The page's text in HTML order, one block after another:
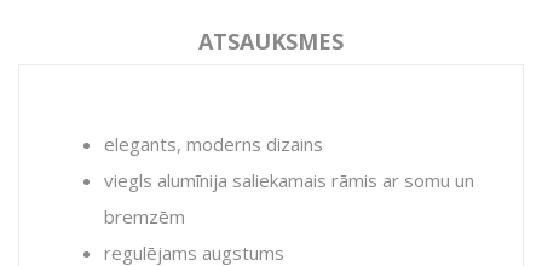
ATSAUKSMES
elegants, moderns dizains
viegls alumīnija saliekamais rāmis ar somu un
bremzēm
regulējams augstums